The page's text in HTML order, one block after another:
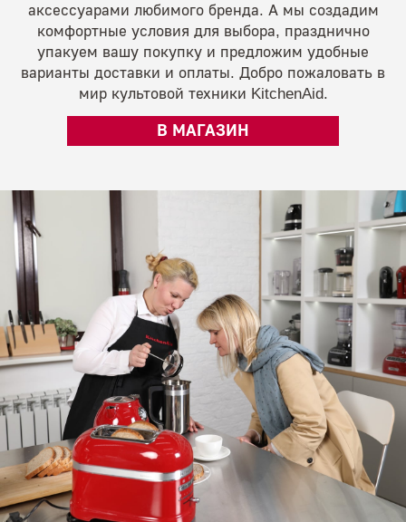
аксессуарами любимого бренда. А мы создадим
комфортные условия для выбора, празднично
упакуем вашу покупку и предложим удобные
варианты доставки и оплаты. Добро пожаловать в
мир культовой техники KitchenAid.
В МАГАЗИН